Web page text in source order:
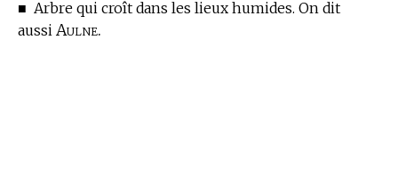
■ Arbre qui croît dans les lieux humides. On dit
aussi Aulne.